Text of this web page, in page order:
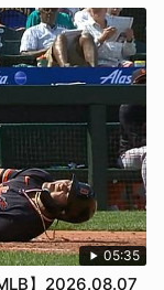
05:35
】2026.08.07